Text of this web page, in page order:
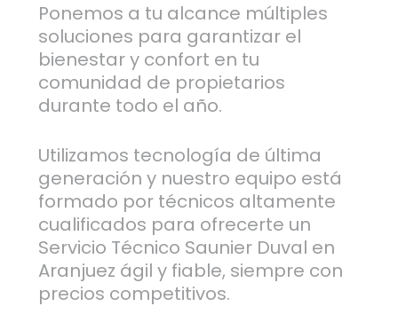
Ponemos a tu alcance múltiples
soluciones para garantizar el
bienestar y confort en tu
comunidad de propietarios
durante todo el año.
Utilizamos tecnología de última
generación y nuestro equipo está
formado por técnicos altamente
cualificados para ofrecerte un
Servicio Técnico Saunier Duval en
Aranjuez ágil y fiable, siempre con
precios competitivos.